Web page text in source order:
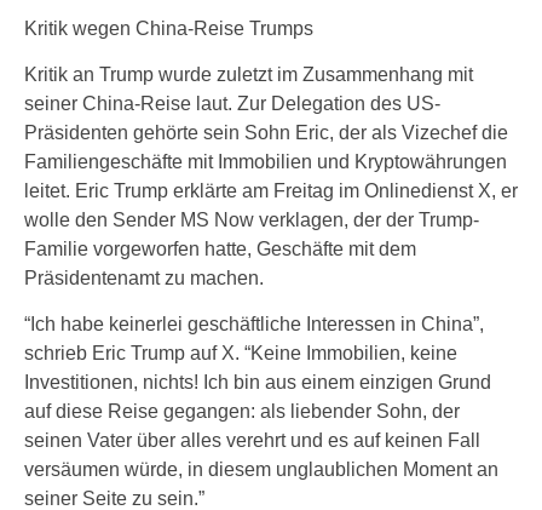
Kritik wegen China-Reise Trumps
Kritik an Trump wurde zuletzt im Zusammenhang mit
seiner China-Reise laut. Zur Delegation des US-
Präsidenten gehörte sein Sohn Eric, der als Vizechef die
Familiengeschäfte mit Immobilien und Kryptowährungen
leitet. Eric Trump erklärte am Freitag im Onlinedienst X, er
wolle den Sender MS Now verklagen, der der Trump-
Familie vorgeworfen hatte, Geschäfte mit dem
Präsidentenamt zu machen.
“Ich habe keinerlei geschäftliche Interessen in China”,
schrieb Eric Trump auf X. “Keine Immobilien, keine
Investitionen, nichts! Ich bin aus einem einzigen Grund
auf diese Reise gegangen: als liebender Sohn, der
seinen Vater über alles verehrt und es auf keinen Fall
versäumen würde, in diesem unglaublichen Moment an
seiner Seite zu sein.”